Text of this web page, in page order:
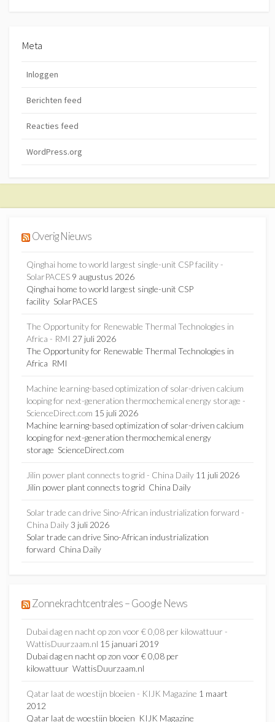
Meta
Inloggen
Berichten feed
Reacties feed
WordPress.org
Overig Nieuws
Qinghai home to world largest single-unit CSP facility -
SolarPACES 9 augustus 2026
Qinghai home to world largest single-unit CSP
facility SolarPACES
The Opportunity for Renewable Thermal Technologies in
Africa - RMI 27 juli 2026
The Opportunity for Renewable Thermal Technologies in
Africa RMI
Machine learning-based optimization of solar-driven calcium
looping for next-generation thermochemical energy storage -
ScienceDirect.com 15 juli 2026
Machine learning-based optimization of solar-driven calcium
looping for next-generation thermochemical energy
storage ScienceDirect.com
Jilin power plant connects to grid - China Daily 11 juli 2026
Jilin power plant connects to grid China Daily
Solar trade can drive Sino-African industrialization forward -
China Daily3 juli 2026
Solar trade can drive Sino-African industrialization
forward China Daily
Zonnekrachtcentrales – Google News
Dubai dag en nacht op zon voor € 0,08 per kilowattuur -
WattisDuurzaam.nl 15 januari 2019
Dubai dag en nacht op zon voor € 0,08 per
kilowattuur WattisDuurzaam.nl
Qatar laat de woestijn bloeien - KIJK Magazine 1 maart
2012
Qatar laat de woestijn bloeien KIJK Magazine